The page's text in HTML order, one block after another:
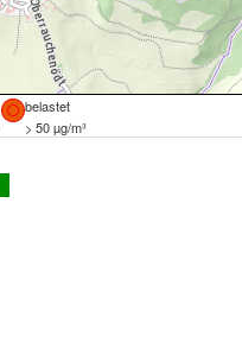
belastet
> 50 µg/m³